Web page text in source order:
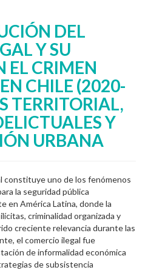
DEL
Y SU
EL CRIMEN
CHILE (2020-
TERRITORIAL,
Y
URBANA
constituye uno de los fenómenos
la seguridad pública
en América Latina, donde la
criminalidad organizada y
creciente relevancia durante las
el comercio ilegal fue
de informalidad económica
de subsistencia